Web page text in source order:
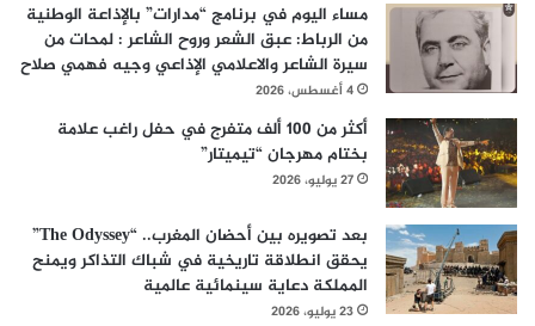
مساء اليوم في برنامج “مدارات” بالإذاعة الوطنية
من الرباط: عبق الشعر وروح الشاعر : لمحات من
سيرة الشاعر والاعلامي الإذاعي وجيه فهمي صلاح
4 أغسطس، 2026
أكثر من 100 ألف متفرج في حفل راغب علامة
بختام مهرجان “تيميتار”
27 يوليو، 2026
بعد تصويره بين أحضان المغرب.. “The Odyssey”
يحقق انطلاقة تاريخية في شباك التذاكر ويمنح
المملكة دعاية سينمائية عالمية
23 يوليو، 2026